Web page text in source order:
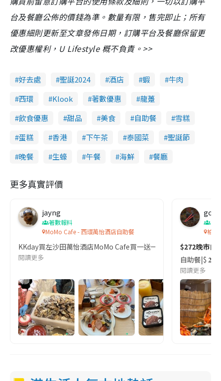
台及餐廳公佈的價錢為準。數量有限，售完即止；所有
優惠細則更新至文章發佈日期，訂購平台及餐廳保留更
改優惠權利，U Lifestyle 概不負責。>>
好去處 聖誕2024 酒店 蝦
牛肉
西環
Klook 著數優惠
龍躉
飲食優惠
甜品 美食 自助餐
雪糕
蛋糕
香港 下午茶 泰國菜
聖誕節
晚餐
生蠔 午餐 海鮮 餐廳
更多真實評價
jayng
著數報料
MoMo Cafe - 西環萬怡酒店自助餐
KKday買左沙田萬怡酒店MoMo Cafe買一送一假日lunch buffet
閱讀更多
柏麗
$272晚市自
自助餐|$
閱讀更多